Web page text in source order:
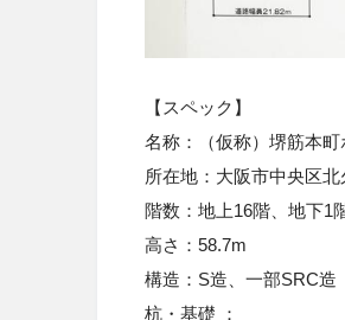
【スペック】
名称：
（仮称）堺筋本
所在地 ： 大阪市中央区
階数： 地上16階、地下1
高さ：58.7m
構造 ：S造、一部SRC造
杭・基礎 ：